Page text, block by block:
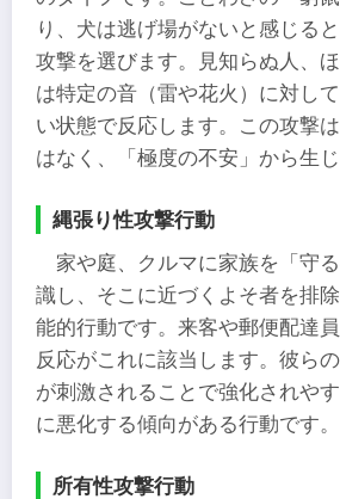
り、犬は逃げ場がないと感じる
攻撃を選びます。見知らぬ人、
は特定の音（雷や花火）に対し
い状態で反応します。この攻撃
はなく、「極度の不安」から生じ
縄張り性攻撃行動
家や庭、クルマに家族を「守
識し、そこに近づくよそ者を排
能的行動です。来客や郵便配達
反応がこれに該当します。彼ら
が刺激されることで強化されや
に悪化する傾向がある行動です。
所有性攻撃行動